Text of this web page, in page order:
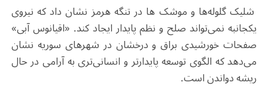
شلیک گلوله‌ها و موشک ها در تنگه هرمز نشان داد که نیروی
یکجانبه نمی‌تواند صلح و نظم پایدار ایجاد کند. «اقیانوس آبی»
صفحات خورشیدی براق و درخشان در شهرهای سوریه نشان
می‌دهد که الگوی توسعه پایدارتر و انسانی‌تری به آرامی در حال
ریشه دواندن است.